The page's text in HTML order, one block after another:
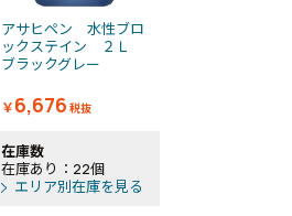
アサヒペン 水性ブロ
ックステイン ２Ｌ
ブラックグレー
￥6,676 税抜
在庫数
在庫あり：22個
エリア別在庫を見る